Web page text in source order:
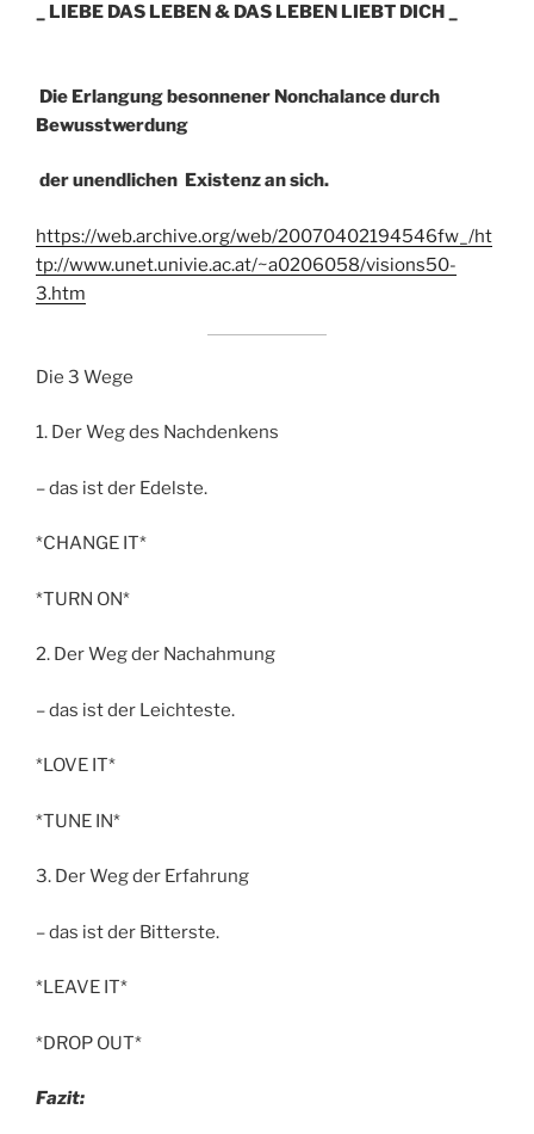
_ LIEBE DAS LEBEN & DAS LEBEN LIEBT DICH _
Die Erlangung besonnener Nonchalance durch
Bewusstwerdung
der unendlichen Existenz an sich.
https://web.archive.org/web/20070402194546fw_/ht
tp://www.unet.univie.ac.at/~a0206058/visions50-
3.htm
Die 3 Wege
1. Der Weg des Nachdenkens
– das ist der Edelste.
*CHANGE IT*
*TURN ON*
2. Der Weg der Nachahmung
– das ist der Leichteste.
*LOVE IT*
*TUNE IN*
3. Der Weg der Erfahrung
– das ist der Bitterste.
*LEAVE IT*
*DROP OUT*
Fazit: